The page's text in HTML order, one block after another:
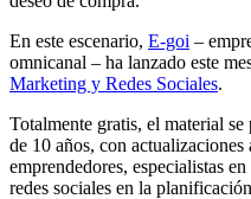
En este escenario, E-goi –
omnicanal – ha lanzado este
Marketing y Redes Sociales.
Totalmente gratis, el material
de 10 años, con actualizaciones
emprendedores, especialistas
redes sociales en la